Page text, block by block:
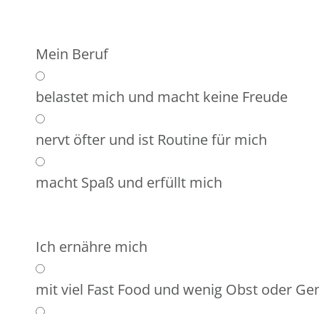
Mein Beruf
belastet mich und macht keine Freude
nervt öfter und ist Routine für mich
macht Spaß und erfüllt mich
Ich ernähre mich
mit viel Fast Food und wenig Obst oder